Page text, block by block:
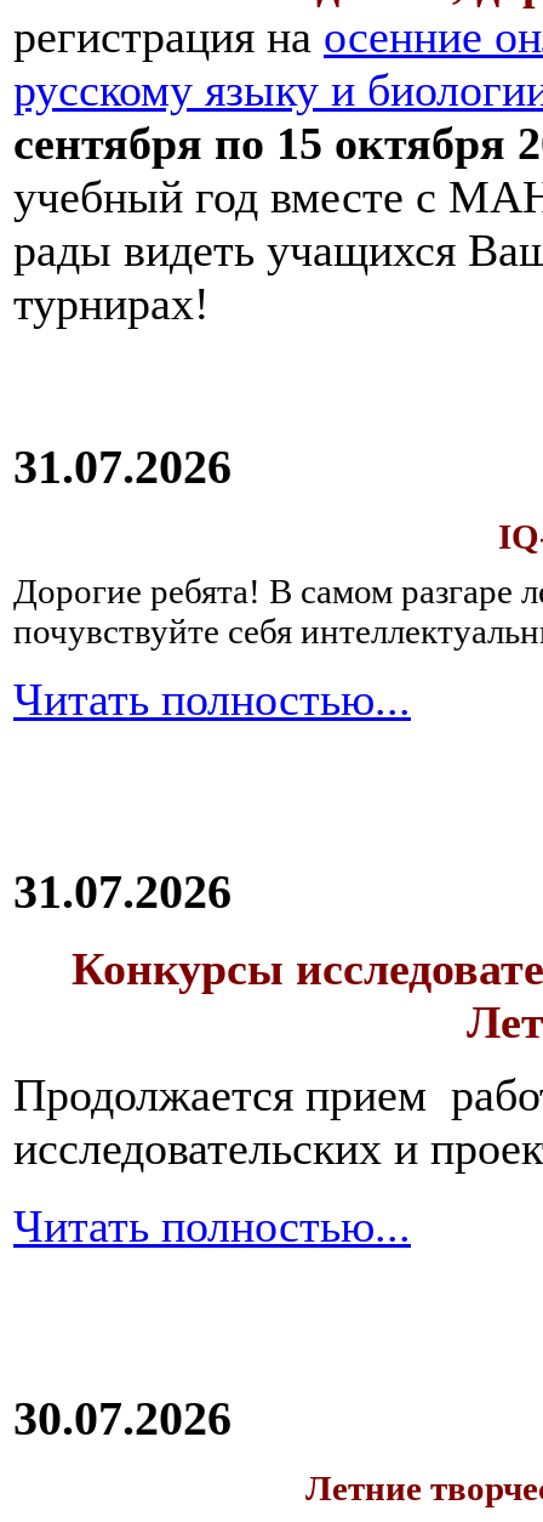
регистрация на осенние
русскому языку и
сентября по 15 октября
учебный год вместе с
рады видеть учащихся
турнирах!
31.07.2026
Дорогие ребята! В самом разгаре
почувствуйте себя
Читать полностью...
31.07.2026
Конкурсы
Продолжается прием
исследовательских и
Читать полностью...
30.07.2026
Летние